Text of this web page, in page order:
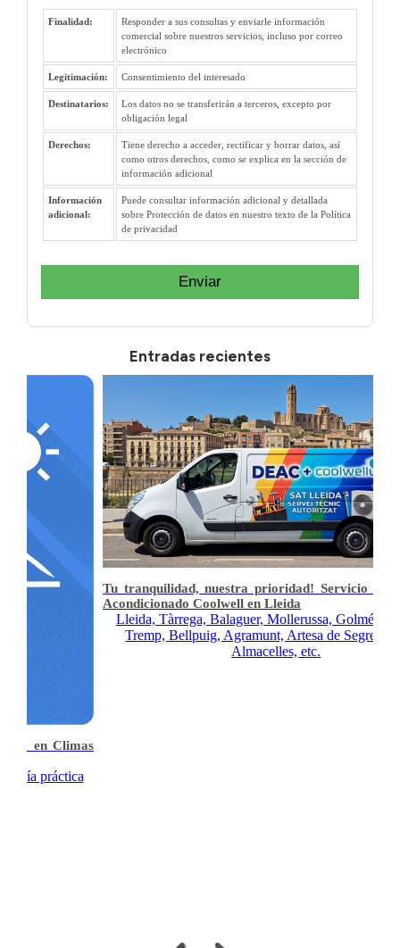
Finalidad:
Responder a sus consultas y enviarle información
comercial sobre nuestros servicios, incluso por correo
electrónico
Legitimación: Consentimiento del interesado
Destinatarios:
Los datos no se transferirán a terceros, excepto por
obligación legal
Derechos:
Tiene derecho a acceder, rectificar y borrar datos, así
como otros derechos, como se explica en la sección de
información adicional
Información
adicional:
Puede consultar información adicional y detallada
sobre Protección de datos en nuestro texto de la Política
de privacidad
Enviar
Entradas recientes
en Climas
guía práctica
Tu tranquilidad, nuestra prioridad! Servicio
Acondicionado Coolwell en Lleida
Lleida, Tàrrega, Balaguer, Mollerussa, Golmés,
Tremp, Bellpuig, Agramunt, Artesa de Segre,
Almacelles, etc.